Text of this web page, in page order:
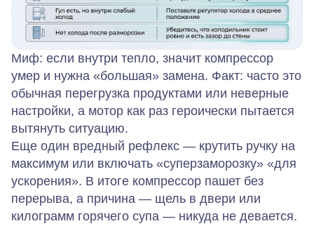
Миф: если внутри тепло, значит компрессор
умер и нужна «большая» замена. Факт: часто это
обычная перегрузка продуктами или неверные
настройки, а мотор как раз героически пытается
вытянуть ситуацию.
Еще один вредный рефлекс — крутить ручку на
максимум или включать «суперзаморозку» «для
ускорения». В итоге компрессор пашет без
перерыва, а причина — щель в двери или
килограмм горячего супа — никуда не девается.